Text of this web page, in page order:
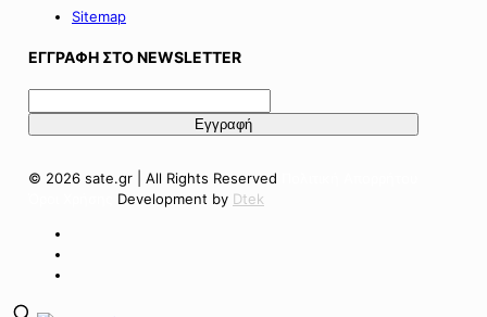
Sitemap
ΕΓΓΡΑΦΗ ΣΤΟ NEWSLETTER
© 2026 sate.gr | All Rights Reserved
Development by Dtek